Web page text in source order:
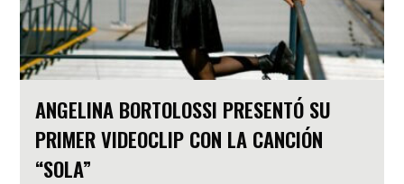
ANGELINA BORTOLOSSI PRESENTÓ SU
PRIMER VIDEOCLIP CON LA CANCIÓN
“SOLA”